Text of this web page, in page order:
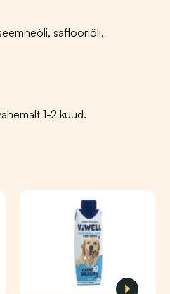
saflooriõli,
1-2 kuud.